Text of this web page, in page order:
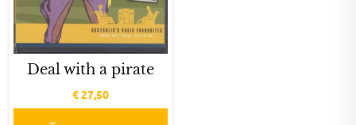
Deal with a pirate
€27,50